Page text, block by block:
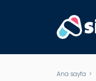
Ana sayfa >